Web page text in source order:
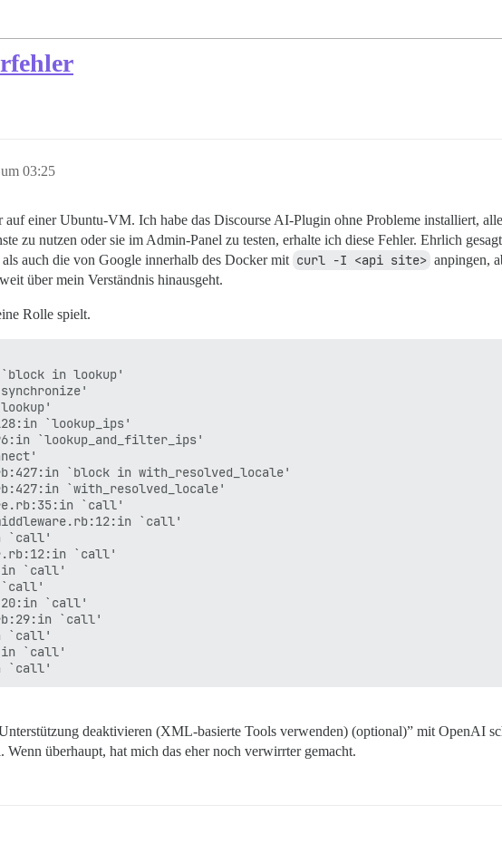
03:25
einer Ubuntu-VM. Ich habe das Discourse AI-Plugin ohne Probleme installiert,
zu nutzen oder sie im Admin-Panel zu testen, erhalte ich diese Fehler. Ehrlich
auch die von Google innerhalb des Docker mit curl -I <api site> anpingen,
über mein Verständnis hinausgeht.
Rolle spielt.
in lookup'
`lookup_ips'
`lookup_and_filter_ips'
`block in with_resolved_locale'
`with_resolved_locale'
`call'
`call'
`call'
`call'
`call'
`call'
`call'
`call'
`call'
`call'
deaktivieren (XML-basierte Tools verwenden) (optional)” mit OpenAI
überhaupt, hat mich das eher noch verwirrter gemacht.